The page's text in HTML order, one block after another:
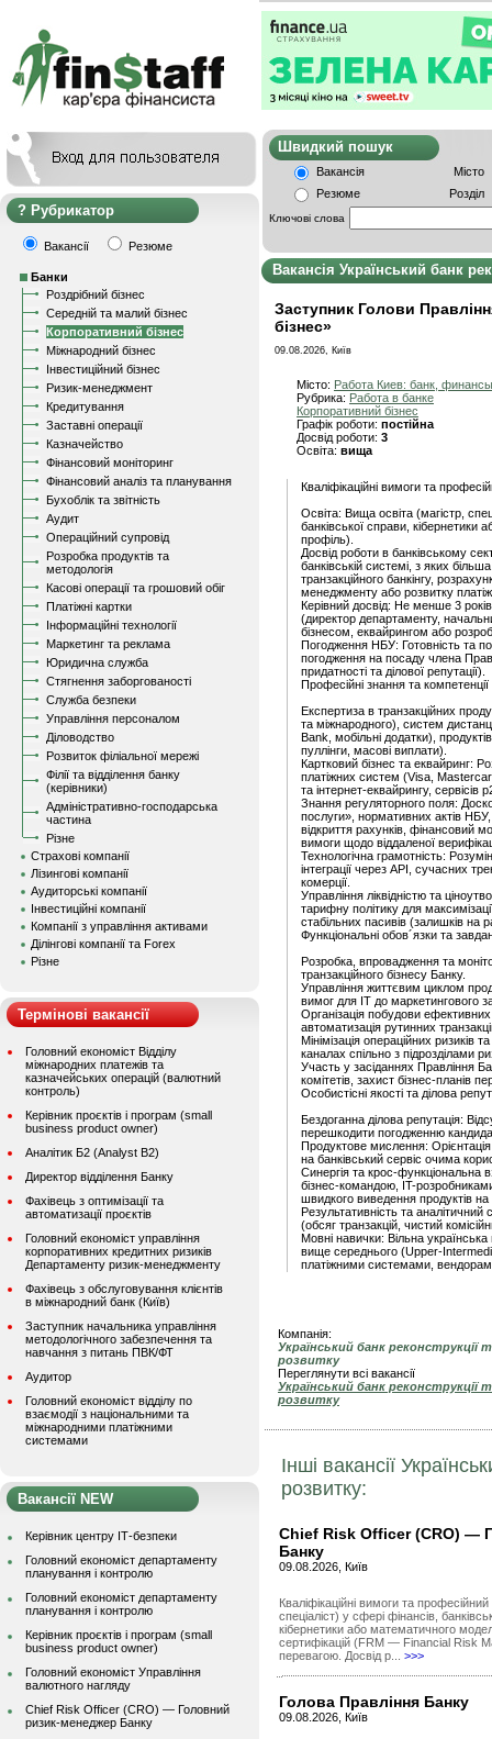
Рубрикатор
Вакансії Резюме
Банки
Роздрібний бізнес
Середній та малий бізнес
Корпоративний бізнес
Міжнародний бізнес
Інвестиційний бізнес
Ризик-менеджмент
Кредитування
Заставні операції
Казначейство
Фінансовий моніторинг
Фінансовий аналіз та планування
Бухоблік та звітність
Аудит
Операційний супровід
Розробка продуктів та
методологія
Касові операції та грошовий обіг
Платіжні картки
Інформаційні технології
Маркетинг та реклама
Юридична служба
Стягнення заборгованості
Служба безпеки
Управління персоналом
Діловодство
Розвиток філіальної мережі
Філії та відділення банку
(керівники)
Адміністративно-господарська
частина
Різне
Страхові компанії
Лізингові компанії
Аудиторські компанії
Інвестиційні компанії
Компанії з управління активами
Ділінгові компанії та Forex
Різне
Термінові вакансії
Головний економіст Відділу
міжнародних платежів та
казначейських операцій (валютний
контроль)
Керівник проєктів і програм (small
business product owner)
Аналітик Б2 (Analyst B2)
Директор відділення Банку
Фахівець з оптимізації та
автоматизації проєктів
Головний економіст управління
корпоративних кредитних ризиків
Департаменту ризик-менеджменту
Фахівець з обслуговування клієнтів
в міжнародний банк (Київ)
Заступник начальника управління
методологічного забезпечення та
навчання з питань ПВК/ФТ
Аудитор
Головний економіст відділу по
взаємодії з національними та
міжнародними платіжними
системами
Вакансії NEW
Керівник центру ІТ-безпеки
Головний економіст департаменту
планування і контролю
Головний економіст департаменту
планування і контролю
Керівник проєктів і програм (small
business product owner)
Головний економіст Управління
валютного нагляду
Chief Risk Officer (CRO) — Головний
ризик-менеджер Банку
Швидкий
Вакансія
Місто
Резюме
Розділ
Ключові слова
Вакансія Український банк
Заступник Голови
бізнес»
09.08.2026, Київ
Місто: Работа Киев: банк, финансы
Рубрика: Работа в банке
Корпоративний бізнес
Графік роботи: постійна
Досвід роботи: 3
Освіта: вища
Кваліфікаційні вимоги та
Освіта: Вища освіта (магістр,
банківської справи, кібернетики
профіль).
Досвід роботи в банківському
банківській системі, з яких
транзакційного банкінгу,
менеджменту або розвитку
Керівний досвід: Не менше 3
(директор департаменту,
бізнесом, еквайрингом або
Погодження НБУ: Готовність та
погодження на посаду члена
придатності та ділової репутації).
Професійні знання та компетенції
Експертиза в транзакційних
та міжнародного), систем
Bank, мобільні додатки),
пуллінги, масові виплати).
Картковий бізнес та еквайринг:
платіжних систем (Visa,
та інтернет-еквайрингу, сервісів
Знання регуляторного поля:
послуги», нормативних актів
відкриття рахунків, фінансовий
вимоги щодо віддаленої
Технологічна грамотність:
інтеграції через API, сучасних
комерції.
Управління ліквідністю та
тарифну політику для
стабільних пасивів (залишків на
Функціональні обов´язки та
Розробка, впровадження та
транзакційного бізнесу Банку.
Управління життєвим циклом
вимог для IT до маркетингового
Організація побудови ефективних
автоматизація рутинних
Мінімізація операційних ризиків
каналах спільно з підрозділами
Участь у засіданнях Правління
комітетів, захист бізнес-планів
Особистісні якості та ділова
Бездоганна ділова репутація:
перешкодити погодженню
Продуктове мислення: Орієнтація
на банківський сервіс очима
Синергія та крос-функціональна
бізнес-командою, IT-
швидкого виведення продуктів на
Результативність та аналітичний
(обсяг транзакцій, чистий
Мовні навички: Вільна
вище середнього (Upper-
платіжними системами,
Компанія:
Український банк реконструкції
розвитку
Переглянути всі вакансії
Український банк реконструкції
розвитку
Інші вакансії
розвитку:
Chief Risk Officer (CRO) —
Банку
09.08.2026, Київ
Кваліфікаційні вимоги та
спеціаліст) у сфері фінансів,
кібернетики або математичного
сертифікацій (FRM — Financial Risk
перевагою. Досвід р... >>>
Голова Правління Банку
09.08.2026, Київ